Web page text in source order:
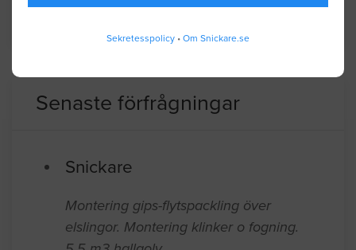
Sekretesspolicy • Om Snickare.se
Senaste förfrågningar
Snickare
Montering gips-flytspackling över
elslingor. Montering klinker o fogning.